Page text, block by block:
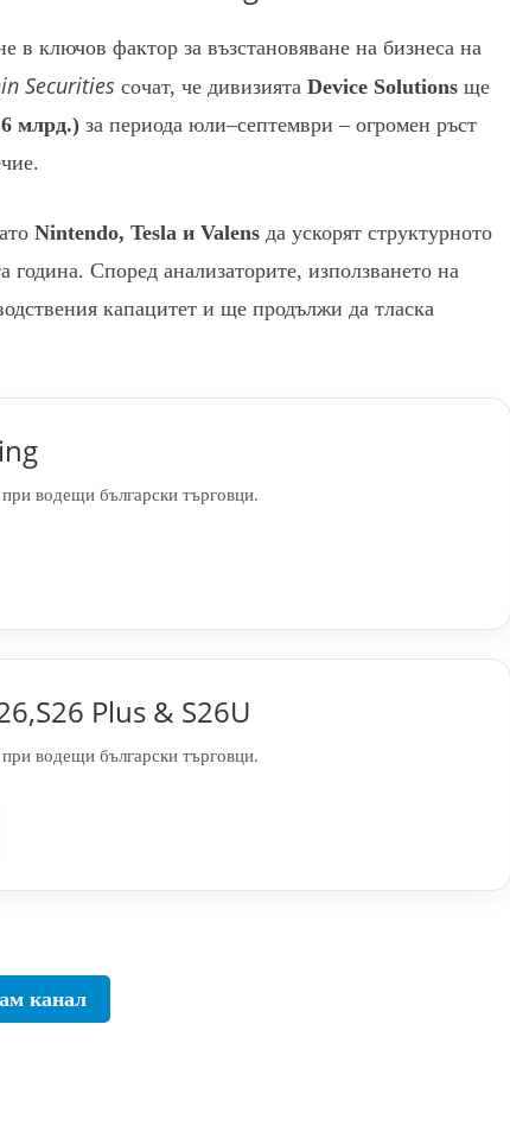
в ключов фактор за възстановяване на бизнеса на
Securities сочат, че дивизията Device Solutions ще
млрд.) за периода юли–септември – огромен ръст
Nintendo, Tesla и Valens да ускорят структурното
година. Според анализаторите, използването на
капацитет и ще продължи да тласка
водещи български търговци.
Plus & S26U
водещи български търговци.
канал